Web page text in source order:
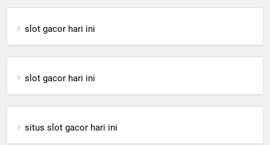
slot gacor hari ini
slot gacor hari ini
situs slot gacor hari ini